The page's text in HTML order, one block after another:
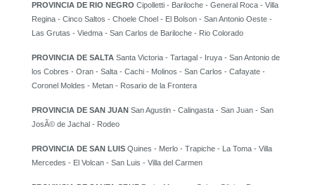
PROVINCIA DE RIO NEGRO Cipolletti - Bariloche - General Roca - Villa
Regina - Cinco Saltos - Choele Choel - El Bolson - San Antonio Oeste -
Las Grutas - Viedma - San Carlos de Bariloche - Rio Colorado
PROVINCIA DE SALTA Santa Victoria - Tartagal - Iruya - San Antonio de
los Cobres - Oran - Salta - Cachi - Molinos - San Carlos - Cafayate -
Coronel Moldes - Metan - Rosario de la Frontera
PROVINCIA DE SAN JUAN San Agustin - Calingasta - San Juan - San
JosÃ© de Jachal - Rodeo
PROVINCIA DE SAN LUIS Quines - Merlo - Trapiche - La Toma - Villa
Mercedes - El Volcan - San Luis - Villa del Carmen